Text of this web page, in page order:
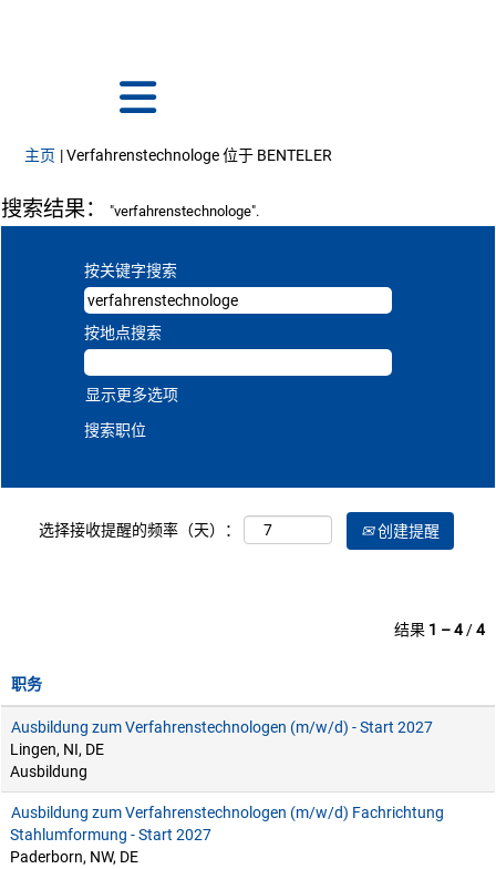
主页 |Verfahrenstechnologe 位于 BENTELER
搜索结果： "verfahrenstechnologe".
按关键字搜索
按地点搜索
显示更多选项
选择接收提醒的频率（天）： 创建提醒
结果 1 – 4/4
职务
Ausbildung zum Verfahrenstechnologen (m/w/d) - Start 2027
Lingen, NI, DE
Ausbildung
Ausbildung zum Verfahrenstechnologen (m/w/d) Fachrichtung
Stahlumformung - Start 2027
Paderborn, NW, DE